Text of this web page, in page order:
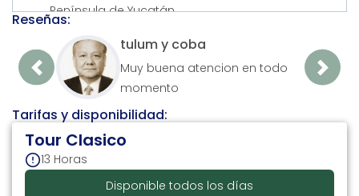
Península de Yucatán.
Duración:1 Hora
La admisión a este lugar está incluido
Playa Del Carmen 5Ta Avenida
Por último recorrerás una zona muy importante
de Playa del Carmen, la 5ta avenida, donde
podrás relajarte, adquirir souvenirs, comer un
helado o hasta ver el espectáculo de los
voladores de Papantla que se encuentran al
Reseñas:
tulum y coba
Muy buena atencion en todo
momento
Previous Next
Tarifas y disponibilidad:
Tour Clasico
13 Horas
Disponible todos los días